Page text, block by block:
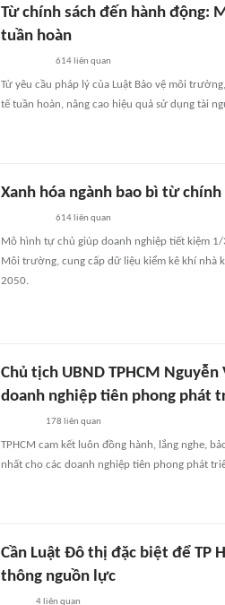
Từ chính sách đến hành động:
tuần hoàn
614liên quan
Từ yêu cầu pháp lý của Luật Bảo vệ môi
tế tuần hoàn, nâng cao hiệu quả sử dụng tài
Xanh hóa ngành bao bì từ
614liên quan
Mô hình tự chủ giúp doanh nghiệp tiết kiệm
Môi trường, cung cấp dữ liệu kiểm kê khí nhà
2050.
Chủ tịch UBND TPHCM
doanh nghiệp tiên phong phát
178 liên quan
TPHCM cam kết luôn đồng hành, lắng nghe,
nhất cho các doanh nghiệp tiên phong phát
Cần Luật Đô thị đặc biệt để TP
thông nguồn lực
4 liên quan